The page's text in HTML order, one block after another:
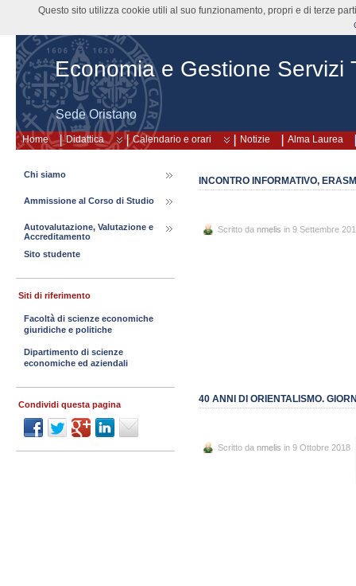
Economia e Gestione Servizi
Sede Oristano
Home Didattica Calendario e orari Notizie Alma Laurea
INCONTRO INFORMATIVO,
Scritto da nmelis in 9 Settembre
40 ANNI DI ORIENTALISMO.
Scritto da nmelis in 9 Ottobre 2018
Chi siamo
Ammissione al Corso di Studio
Autovalutazione, Valutazione e
Accreditamento
Sito studente
Siti di riferimento
Facoltà di scienze economiche
giuridiche e politiche
Dipartimento di scienze
economiche ed aziendali
Condividi questa pagina
Questo sito utilizza cookie utili al suo funzionamento, propri e di terze